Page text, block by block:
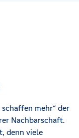
mehr“ der
Nachbarschaft.
denn viele